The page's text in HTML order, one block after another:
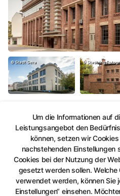
Um die Informationen auf
Leistungsangebot den
können, setzen wir
nachstehenden
Cookies bei der Nutzung der
gesetzt werden sollen.
verwendet werden, können Sie
Einstellungen“ einsehen.
©Stadt Gera ©Stadtring
Auf Auf
Bauhaus und Neues